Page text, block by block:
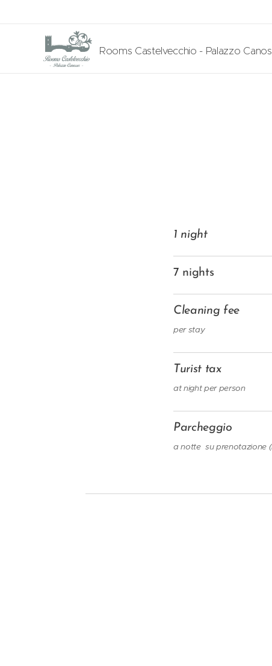
Rooms Castelvecchio - Palazzo
1 night
7 nights
Cleaning fee
per stay
Turist tax
at night per person
Parcheggio
a notte su prenotazione